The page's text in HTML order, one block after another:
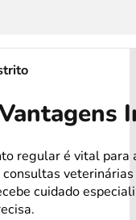
regular é vital para
cuidado